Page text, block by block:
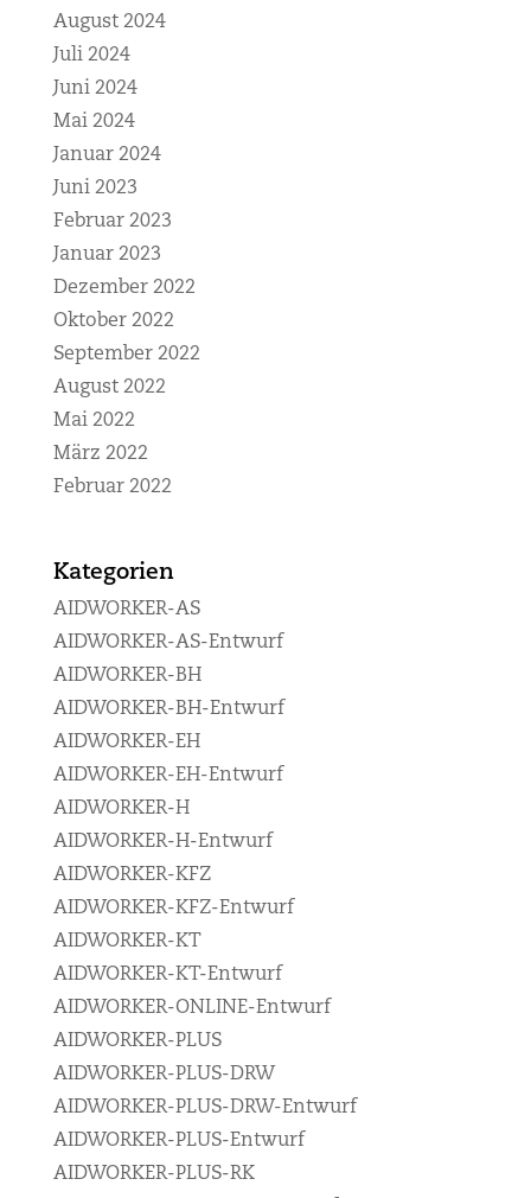
August 2024
Juli 2024
Juni 2024
Mai 2024
Januar 2024
Juni 2023
Februar 2023
Januar 2023
Dezember 2022
Oktober 2022
September 2022
August 2022
Mai 2022
März 2022
Februar 2022
Kategorien
AIDWORKER-AS
AIDWORKER-AS-Entwurf
AIDWORKER-BH
AIDWORKER-BH-Entwurf
AIDWORKER-EH
AIDWORKER-EH-Entwurf
AIDWORKER-H
AIDWORKER-H-Entwurf
AIDWORKER-KFZ
AIDWORKER-KFZ-Entwurf
AIDWORKER-KT
AIDWORKER-KT-Entwurf
AIDWORKER-ONLINE-Entwurf
AIDWORKER-PLUS
AIDWORKER-PLUS-DRW
AIDWORKER-PLUS-DRW-Entwurf
AIDWORKER-PLUS-Entwurf
AIDWORKER-PLUS-RK